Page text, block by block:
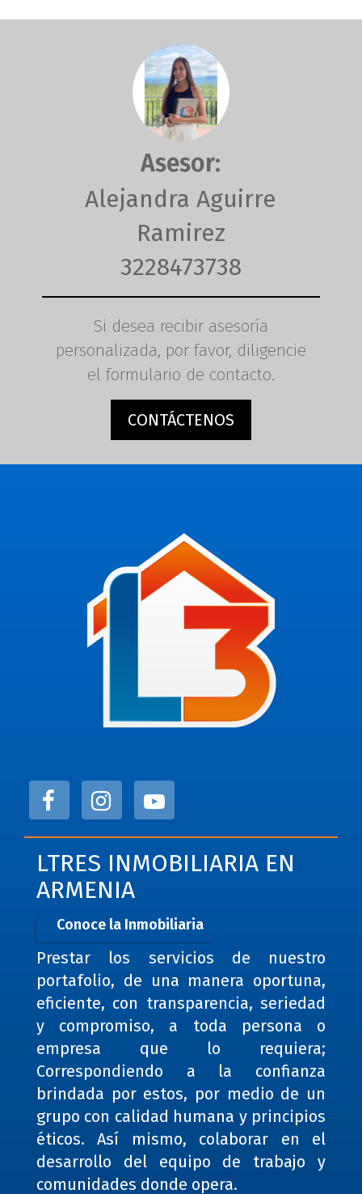
Asesor:
Alejandra Aguirre
Ramirez
3228473738
Si desea recibir asesoría
personalizada, por favor, diligencie
el formulario de contacto.
CONTÁCTENOS
LTRES INMOBILIARIA EN
ARMENIA
Conoce la Inmobiliaria
Prestar los servicios de nuestro
portafolio, de una manera oportuna,
eficiente, con transparencia, seriedad
y compromiso, a toda persona o
empresa que lo requiera;
Correspondiendo a la confianza
brindada por estos, por medio de un
grupo con calidad humana y principios
éticos. Así mismo, colaborar en el
desarrollo del equipo de trabajo y
comunidades donde opera.